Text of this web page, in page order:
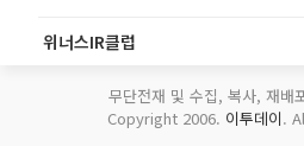
위너스IR클럽
무단전재 및 수집, 복사, 재배
Copyright 2006. 이투데이.